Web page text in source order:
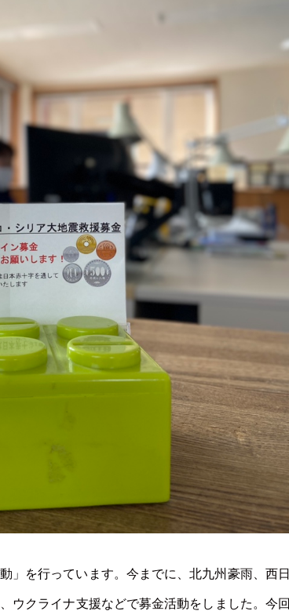
」を行っています。今までに、北九州豪雨、西日
ウクライナ支援などで募金活動をしました。今回